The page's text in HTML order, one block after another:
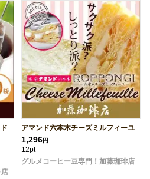
アマンド六本木チーズミルフィーユ
1,296円
12pt
グルメコーヒー豆専門！加藤珈琲店